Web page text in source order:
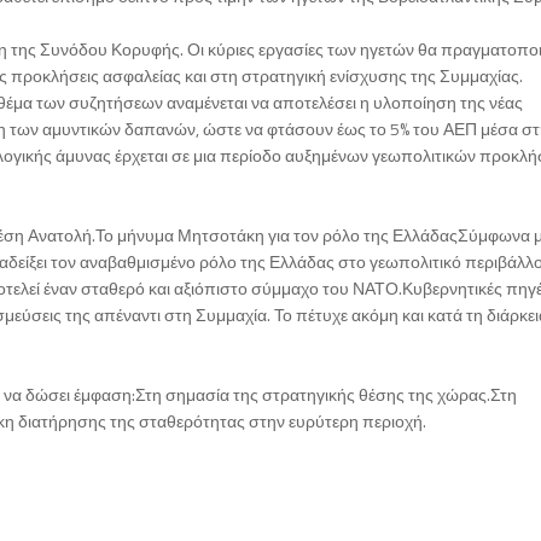
της Συνόδου Κορυφής. Οι κύριες εργασίες των ηγετών θα
προκλήσεις ασφαλείας και στη στρατηγική ενίσχυσης της Συμμαχίας.
των συζητήσεων αναμένεται να αποτελέσει η υλοποίηση της νέας
των αμυντικών δαπανών, ώστε να φτάσουν έως το 5% του ΑΕΠ μέσα
άμυνας έρχεται σε μια περίοδο αυξημένων γεωπολιτικών
Ανατολή.Το μήνυμα Μητσοτάκη για τον ρόλο της ΕλλάδαςΣύμφωνα
τον αναβαθμισμένο ρόλο της Ελλάδας στο γεωπολιτικό
έναν σταθερό και αξιόπιστο σύμμαχο του ΝΑΤΟ.Κυβερνητικές
της απέναντι στη Συμμαχία. Το πέτυχε ακόμη και κατά τη
δώσει έμφαση:Στη σημασία της στρατηγικής θέσης της χώρας.Στη
διατήρησης της σταθερότητας στην ευρύτερη περιοχή.